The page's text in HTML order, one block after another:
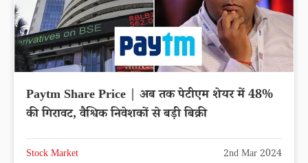
Paytm Share Price | अब तक पेटीएम शेयर में 48%
की गिरावट, वैश्विक निवेशकों से बड़ी बिक्री
Stock Market 2nd Mar 2024